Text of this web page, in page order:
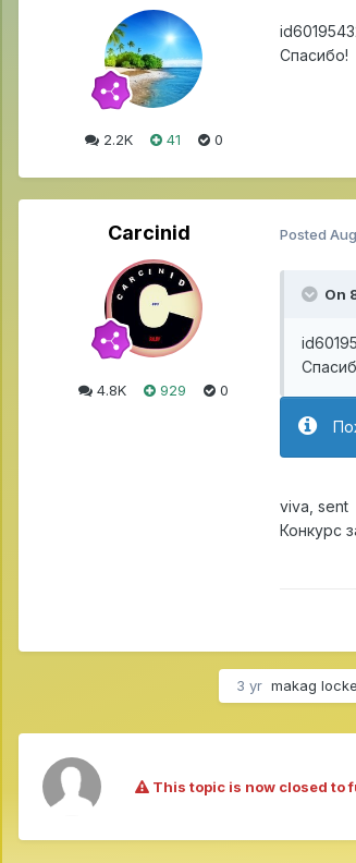
2.2K 41 0
Спасибо!
Carcinid
4.8K 929 0
Posted
On
viva, sent
Конкурс
3 yr makag
This topic is now closed to